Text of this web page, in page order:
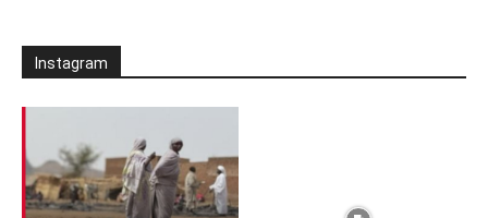
Instagram